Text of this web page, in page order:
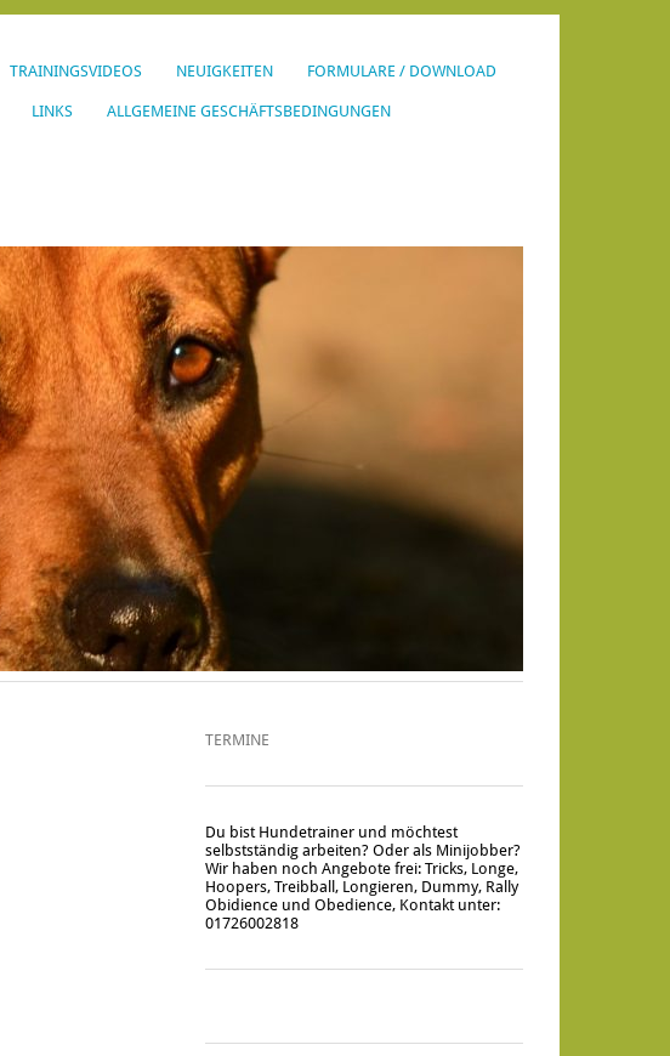
TRAININGSVIDEOS NEUIGKEITEN FORMULARE / DOWNLOAD
LINKS ALLGEMEINE GESCHÄFTSBEDINGUNGEN
TERMINE
Du bist Hundetrainer und möchtest
selbstständig arbeiten? Oder als Minijobber?
Wir haben noch Angebote frei: Tricks, Longe,
Hoopers, Treibball, Longieren, Dummy, Rally
Obidience und Obedience, Kontakt unter:
01726002818